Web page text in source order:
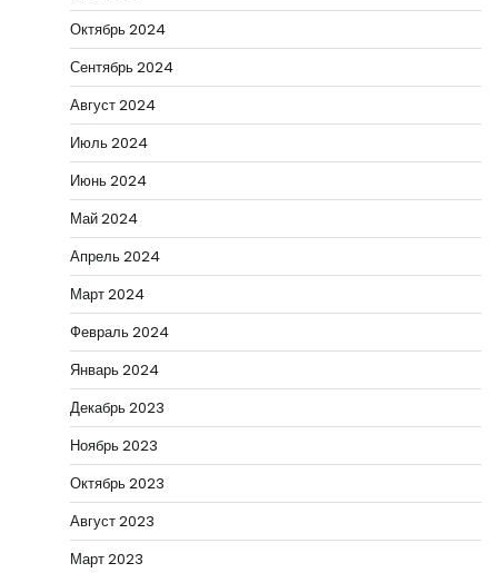
Октябрь 2024
Сентябрь 2024
Август 2024
Июль 2024
Июнь 2024
Май 2024
Апрель 2024
Март 2024
Февраль 2024
Январь 2024
Декабрь 2023
Ноябрь 2023
Октябрь 2023
Август 2023
Март 2023